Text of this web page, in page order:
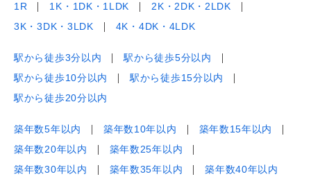
1R 1K・1DK・1LDK
2K・2DK・2LDK
3K・3DK・3LDK
4K・4DK・4LDK
駅から徒歩3分以内
駅から徒歩5分以内
駅から徒歩10分以内
駅から徒歩15分以内
駅から徒歩20分以内
築年数5年以内 築年数10年以内
築年数15年以内
築年数20年以内
築年数25年以内
築年数30年以内
築年数35年以内 築年数40年以内